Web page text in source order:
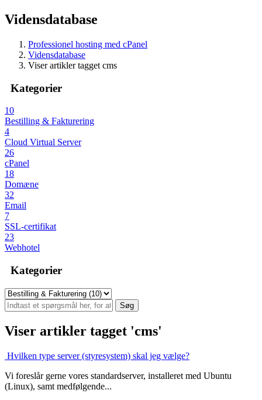
Vidensdatabase
Professionel hosting med cPanel
Vidensdatabase
Viser artikler tagget cms
Kategorier
10
Bestilling & Fakturering
4
Cloud Virtual Server
26
cPanel
18
Domæne
32
Email
7
SSL-certifikat
23
Webhotel
Kategorier
Viser artikler tagget 'cms'
Hvilken type server (styresystem) skal jeg vælge?
Vi foreslår gerne vores standardserver, installeret med Ubuntu
(Linux), samt medfølgende...